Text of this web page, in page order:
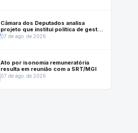
Câmara dos Deputados analisa
projeto que institui política de gestão
e desempenho no serviço público
07 de ago. de 2026
Ato por isonomia remuneratória
resulta em reunião com a SRT/MGI
07 de ago. de 2026